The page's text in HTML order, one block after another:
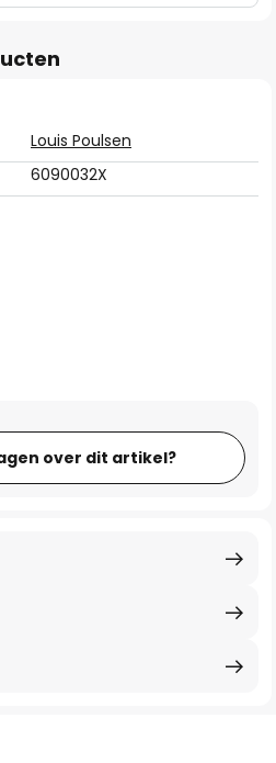
Louis Poulsen
6090032X
over dit artikel?